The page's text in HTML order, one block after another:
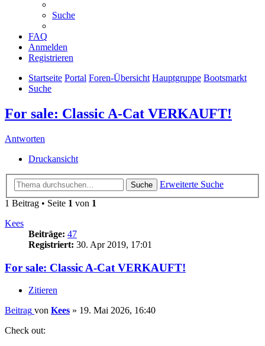
Suche
FAQ
Anmelden
Registrieren
Startseite Portal Foren-Übersicht Hauptgruppe Bootsmarkt
Suche
For sale: Classic A-Cat VERKAUFT!
Antworten
Druckansicht
Suche
Erweiterte Suche
1 Beitrag • Seite 1 von 1
Kees
Beiträge: 47
Registriert: 30. Apr 2019, 17:01
For sale: Classic A-Cat VERKAUFT!
Zitieren
Beitrag von Kees » 19. Mai 2026, 16:40
Check out: